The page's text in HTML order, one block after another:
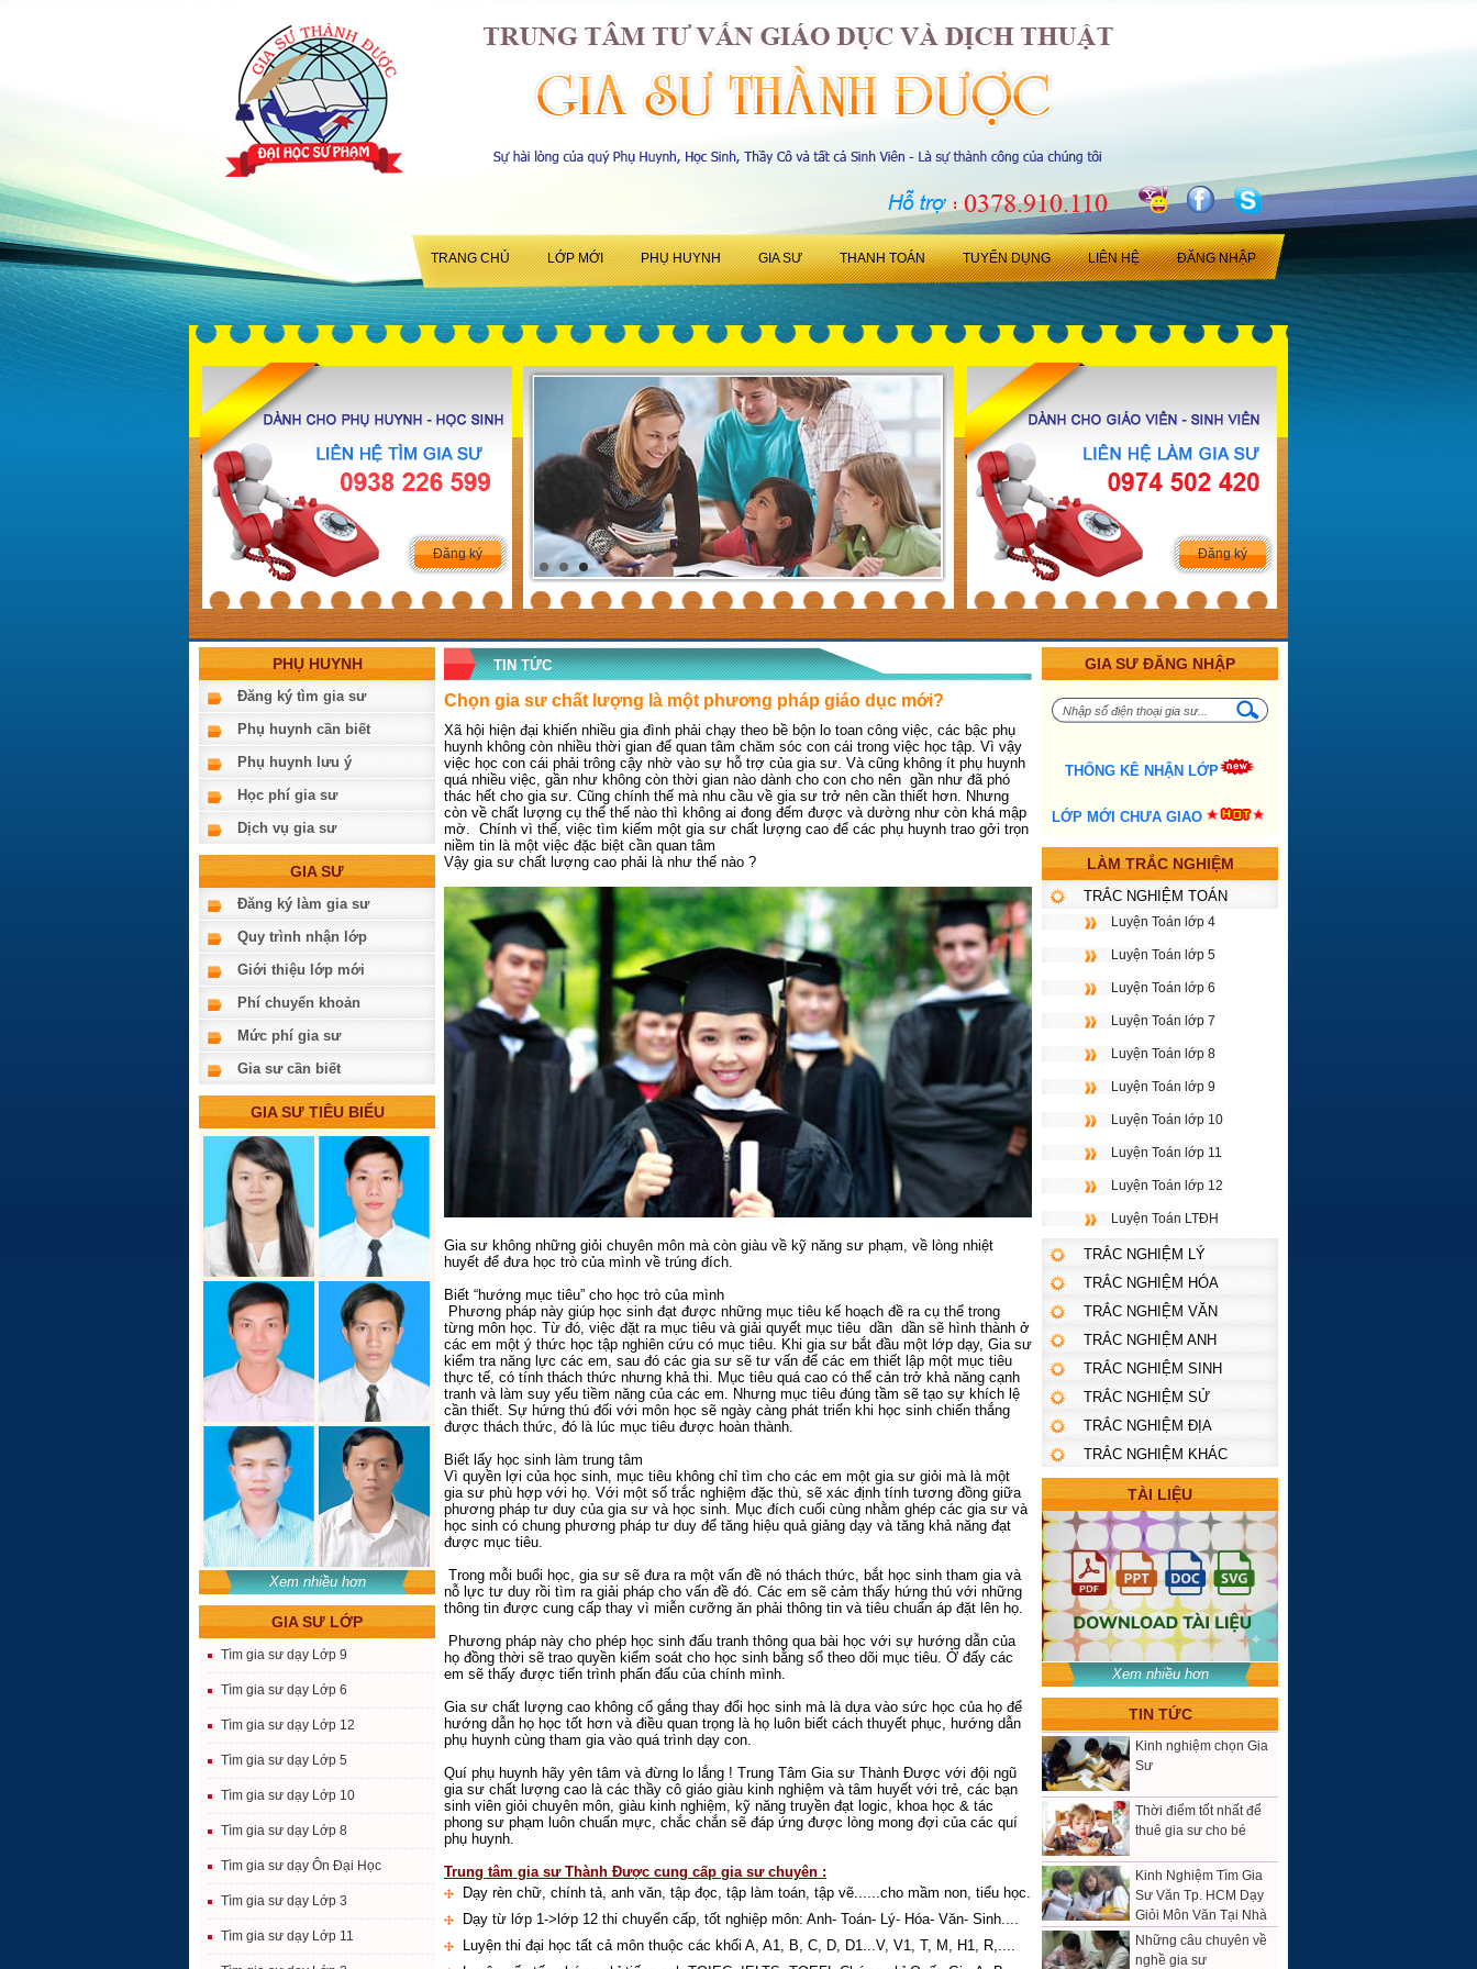
TRANG CHỦ LỚP MỚI PHỤ HUYNH GIA SƯ THANH TOÁN TUYỂN DỤNG LIÊN HỆ ĐĂNG NHẬP
Đăng ký Đăng ký
PHỤ HUYNH
Đăng ký tìm gia sư
Phụ huynh cần biết
Phụ huynh lưu ý
Học phí gia sư
Dịch vụ gia sư
GIA SƯ
Đăng ký làm gia sư
Quy trình nhận lớp
Giới thiệu lớp mới
Phí chuyển khoản
Mức phí gia sư
Gia sư cần biết
GIA SƯ TIÊU BIỂU
Xem nhiều hơn
GIA SƯ LỚP
Tìm gia sư dạy Lớp 9
Tìm gia sư dạy Lớp 6
Tìm gia sư dạy Lớp 12
Tìm gia sư dạy Lớp 5
Tìm gia sư dạy Lớp 10
Tìm gia sư dạy Lớp 8
Tìm gia sư dạy Ôn Đại Học
Tìm gia sư dạy Lớp 3
Tìm gia sư dạy Lớp 11
TIN TỨC
Chọn gia sư chất lượng là một phương pháp giáo dục mới?
Xã hội hiện đại khiến nhiều gia đình phải chạy theo bề bộn lo toan công việc, các bậc phụ
huynh không còn nhiều thời gian để quan tâm chăm sóc con cái trong việc học tập. Vì vậy
việc học con cái phải trông cậy nhờ vào sự hỗ trợ của gia sư. Và cũng không ít phụ huynh
quá nhiều việc, gần như không còn thời gian nào dành cho con cho nên gần như đã phó
thác hết cho gia sư. Cũng chính thế mà nhu cầu về gia sư trở nên cần thiết hơn. Nhưng
còn về chất lượng cụ thể thế nào thì không ai đong đếm được và dường như còn khá mập
mờ. Chính vì thế, việc tìm kiếm một gia sư chất lượng cao để các phụ huynh trao gởi trọn
niềm tin là một việc đặc biệt cần quan tâm
Vậy gia sư chất lượng cao phải là như thế nào ?
Gia sư không những giỏi chuyên môn mà còn giàu về kỹ năng sư phạm, về lòng nhiệt
huyết để đưa học trò của mình về trúng đích.
Biết “hướng mục tiêu” cho học trò của mình
Phương pháp này giúp học sinh đạt được những mục tiêu kế hoạch đề ra cụ thể trong
từng môn học. Từ đó, việc đặt ra mục tiêu và giải quyết mục tiêu dần dần sẽ hình thành ở
các em một ý thức học tập nghiên cứu có mục tiêu. Khi gia sư bắt đầu một lớp dạy, Gia sư
kiểm tra năng lực các em, sau đó các gia sư sẽ tư vấn để các em thiết lập một mục tiêu
thực tế, có tính thách thức nhưng khả thi. Mục tiêu quá cao có thể cản trở khả năng cạnh
tranh và làm suy yếu tiềm năng của các em. Nhưng mục tiêu đúng tầm sẽ tạo sự khích lệ
cần thiết. Sự hứng thú đối với môn học sẽ ngày càng phát triển khi học sinh chiến thắng
được thách thức, đó là lúc mục tiêu được hoàn thành.
Biết lấy học sinh làm trung tâm
Vì quyền lợi của học sinh, mục tiêu không chỉ tìm cho các em một gia sư giỏi mà là một
gia sư phù hợp với họ. Với một số trắc nghiệm đặc thù, sẽ xác định tính tương đồng giữa
phương pháp tư duy của gia sư và học sinh. Mục đích cuối cùng nhằm ghép các gia sư và
học sinh có chung phương pháp tư duy để tăng hiệu quả giảng dạy và tăng khả năng đạt
được mục tiêu.
Trong mỗi buổi học, gia sư sẽ đưa ra một vấn đề nó thách thức, bắt học sinh tham gia và
nỗ lực tư duy rồi tìm ra giải pháp cho vấn đề đó. Các em sẽ cảm thấy hứng thú với những
thông tin được cung cấp thay vì miễn cưỡng ăn phải thông tin và tiêu chuẩn áp đặt lên họ.
Phương pháp này cho phép học sinh đấu tranh thông qua bài học với sự hướng dẫn của
họ đồng thời sẽ trao quyền kiểm soát cho học sinh bằng sổ theo dõi mục tiêu. Ở đấy các
em sẽ thấy được tiến trình phấn đấu của chính mình.
Gia sư chất lượng cao không cố gắng thay đổi học sinh mà là dựa vào sức học của họ để
hướng dẫn họ học tốt hơn và điều quan trọng là họ luôn biết cách thuyết phục, hướng dẫn
phụ huynh cùng tham gia vào quá trình dạy con.
Quí phụ huynh hãy yên tâm và đừng lo lắng ! Trung Tâm Gia sư Thành Được với đội ngũ
gia sư chất lượng cao là các thầy cô giáo giàu kinh nghiệm và tâm huyết với trẻ, các bạn
sinh viên giỏi chuyên môn, giàu kinh nghiệm, kỹ năng truyền đạt logic, khoa học & tác
phong sư phạm luôn chuẩn mực, chắc chắn sẽ đáp ứng được lòng mong đợi của các quí
phụ huynh.
Trung tâm gia sư Thành Được cung cấp gia sư chuyên :
Dạy rèn chữ, chính tả, anh văn, tập đọc, tập làm toán, tập vẽ......cho mầm non, tiểu học.
Dạy từ lớp 1->lớp 12 thi chuyển cấp, tốt nghiệp môn: Anh- Toán- Lý- Hóa- Văn- Sinh....
Luyện thi đại học tất cả môn thuộc các khối A, A1, B, C, D, D1...V, V1, T, M, H1, R,....
GIA SƯ ĐĂNG NHẬP
THỐNG KÊ NHẬN LỚP
LỚP MỚI CHƯA GIAO
LÀM TRẮC NGHIỆM
TRẮC NGHIỆM TOÁN
Luyện Toán lớp 4
Luyện Toán lớp 5
Luyện Toán lớp 6
Luyện Toán lớp 7
Luyện Toán lớp 8
Luyện Toán lớp 9
Luyện Toán lớp 10
Luyện Toán lớp 11
Luyện Toán lớp 12
Luyện Toán LTĐH
TRẮC NGHIỆM LÝ
TRẮC NGHIỆM HÓA
TRẮC NGHIỆM VĂN
TRẮC NGHIỆM ANH
TRẮC NGHIỆM SINH
TRẮC NGHIỆM SỬ
TRẮC NGHIỆM ĐỊA
TRẮC NGHIỆM KHÁC
TÀI LIỆU
Xem nhiều hơn
TIN TỨC
Làm thế nào để học tốt
môn lịch sử
5 bước để trở thành
một gia sư giỏi
Kinh nghiệm chọn Gia
Sư
Thời điểm tốt nhất để
thuê gia sư cho bé
Kinh Nghiệm Tìm Gia
Sư Văn Tp. HCM Dạy
Giỏi Môn Văn Tại Nhà
Những câu chuyên về
nghề gia sư